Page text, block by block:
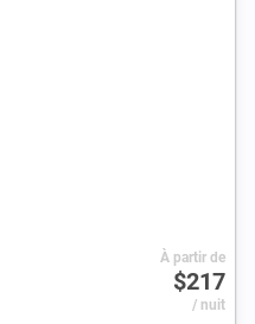
À partir de
$217
/ nuit